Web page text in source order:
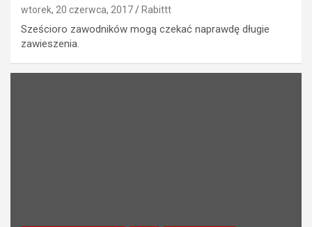
wtorek, 20 czerwca, 2017 Rabittt
Sześcioro zawodników mogą czekać naprawdę długie
zawieszenia.